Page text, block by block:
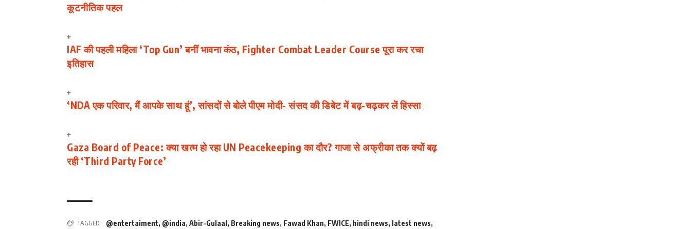
कूटनीतिक पहल
IAF की पहली महिला ‘Top Gun’ बनीं भावना कंठ, Fighter Combat Leader Course पूरा कर रचा
इतिहास
‘NDA एक परिवार, मैं आपके साथ हूं’, सांसदों से बोले पीएम मोदी- संसद की डिबेट में बढ़-चढ़कर लें हिस्सा
Gaza Board of Peace: क्या खत्म हो रहा UN Peacekeeping का दौर? गाजा से अफ्रीका तक क्यों बढ़
रही ‘Third Party Force’
TAGGED: @entertaiment, @india, Abir-Gulaal , Breaking news, Fawad Khan, FWICE, hindi news, latest news,